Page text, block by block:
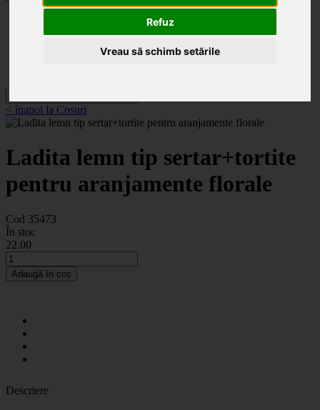
Refuz
Vreau să schimb setările
Categorii
< înapoi la Cosuri
Ladita lemn tip sertar+tortite
pentru aranjamente florale
Cod 35473
În stoc
22.00
Adaugă în coș
Descriere